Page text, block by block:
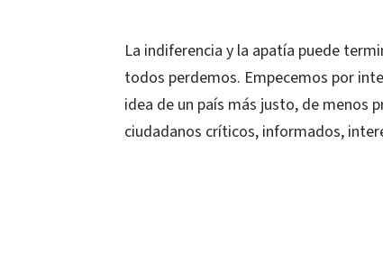
La indiferencia y la apatía puede
todos perdemos. Empecemos por
idea de un país más justo, de menos
ciudadanos críticos, informados,